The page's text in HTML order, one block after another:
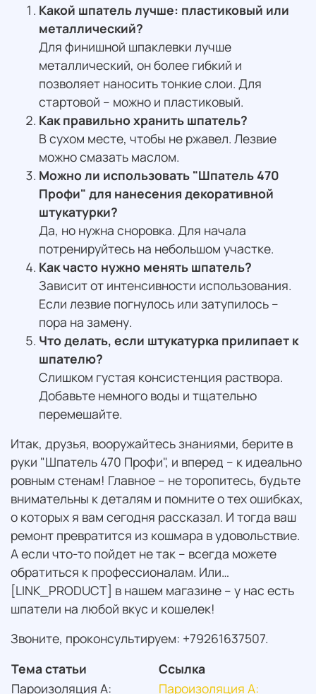
Какой шпатель лучше: пластиковый или
металлический?
Для финишной шпаклевки лучше
металлический, он более гибкий и
позволяет наносить тонкие слои. Для
стартовой – можно и пластиковый.
Как правильно хранить шпатель?
В сухом месте, чтобы не ржавел. Лезвие
можно смазать маслом.
Можно ли использовать "Шпатель 470
Профи" для нанесения декоративной
штукатурки?
Да, но нужна сноровка. Для начала
потренируйтесь на небольшом участке.
Как часто нужно менять шпатель?
Зависит от интенсивности использования.
Если лезвие погнулось или затупилось –
пора на замену.
Что делать, если штукатурка прилипает к
шпателю?
Слишком густая консистенция раствора.
Добавьте немного воды и тщательно
перемешайте.
Итак, друзья, вооружайтесь знаниями, берите в
руки "Шпатель 470 Профи", и вперед – к идеально
ровным стенам! Главное – не торопитесь, будьте
внимательны к деталям и помните о тех ошибках,
о которых я вам сегодня рассказал. И тогда ваш
ремонт превратится из кошмара в удовольствие.
А если что-то пойдет не так – всегда можете
обратиться к профессионалам. Или…
[LINK_PRODUCT] в нашем магазине – у нас есть
шпатели на любой вкус и кошелек!
Звоните, проконсультируем: +79261637507.
Тема статьи
Ссылка
Пароизоляция А:
Пароизоляция А: